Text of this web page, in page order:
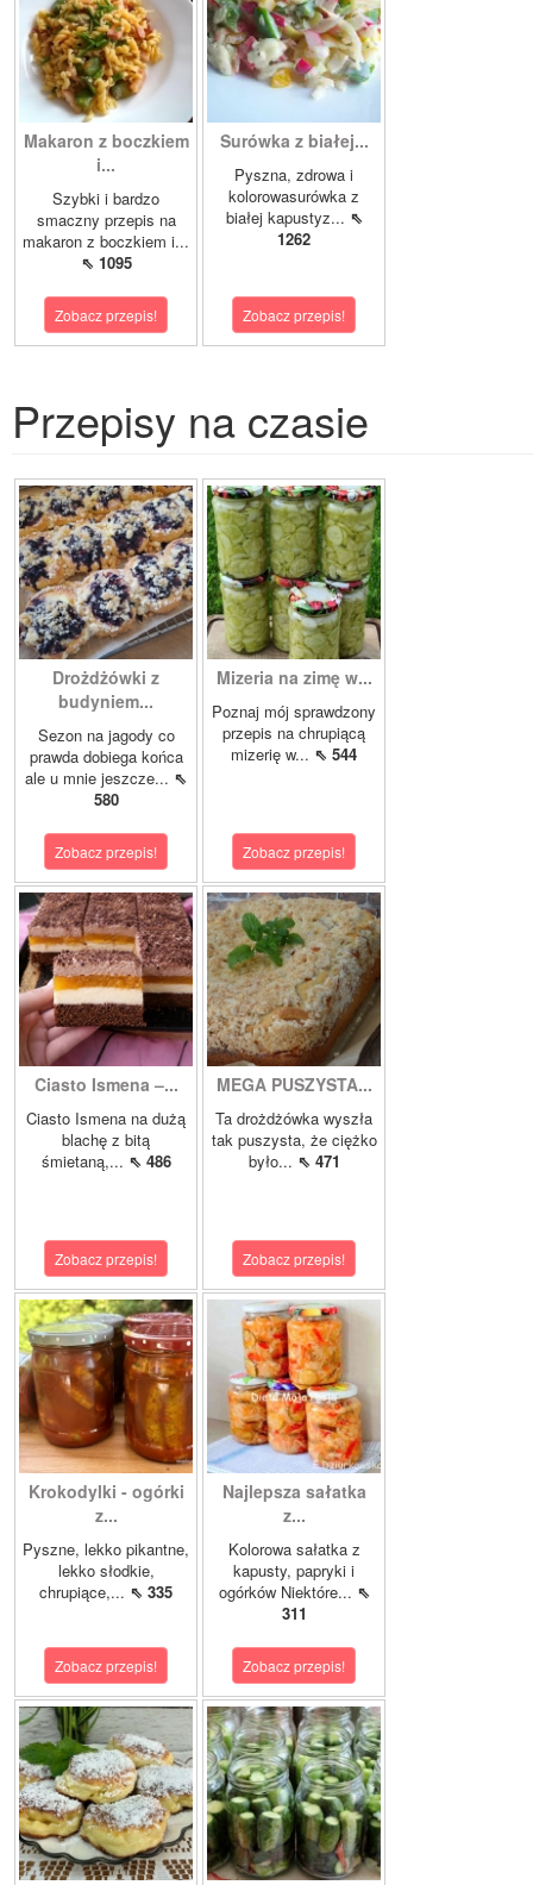
Makaron z boczkiem
i...
Szybki i bardzo
smaczny przepis na
makaron z boczkiem i...
⇖ 1095
Zobacz przepis!
Surówka z białej...
Pyszna, zdrowa i
kolorowasurówka z
białej kapustyz... ⇖
1262
Zobacz przepis!
Przepisy na czasie
Drożdżówki z
budyniem...
Sezon na jagody co
prawda dobiega końca
ale u mnie jeszcze... ⇖
580
Zobacz przepis!
Mizeria na zimę w...
Poznaj mój sprawdzony
przepis na chrupiącą
mizerię w... ⇖ 544
Zobacz przepis!
Ciasto Ismena –...
Ciasto Ismena na dużą
blachę z bitą
śmietaną,... ⇖ 486
Zobacz przepis!
MEGA PUSZYSTA...
Ta drożdżówka wyszła
tak puszysta, że ciężko
było... ⇖ 471
Zobacz przepis!
Krokodylki - ogórki
z...
Pyszne, lekko pikantne,
lekko słodkie,
chrupiące,... ⇖ 335
Zobacz przepis!
Najlepsza sałatka
z...
Kolorowa sałatka z
kapusty, papryki i
ogórków Niektóre... ⇖
311
Zobacz przepis!